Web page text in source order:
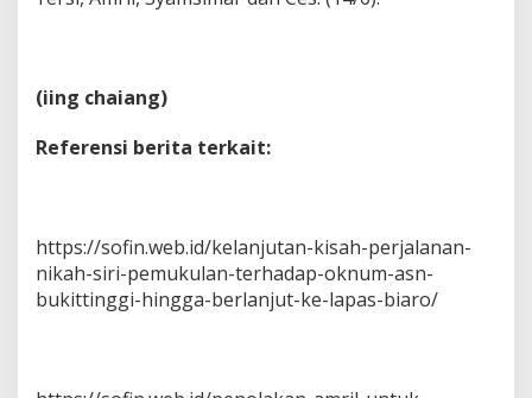
(iing chaiang)
Referensi berita terkait:
https://sofin.web.id/kelanjutan-kisah-perjalanan-
nikah-siri-pemukulan-terhadap-oknum-asn-
bukittinggi-hingga-berlanjut-ke-lapas-biaro/